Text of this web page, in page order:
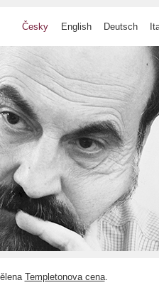
Česky English Deutsch
Templetonova cena.